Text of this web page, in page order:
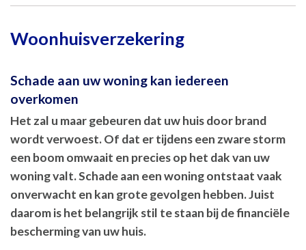
Woonhuisverzekering
Schade aan uw woning kan iedereen
overkomen
Het zal u maar gebeuren dat uw huis door brand
wordt verwoest. Of dat er tijdens een zware storm
een boom omwaait en precies op het dak van uw
woning valt. Schade aan een woning ontstaat vaak
onverwacht en kan grote gevolgen hebben. Juist
daarom is het belangrijk stil te staan bij de financiële
bescherming van uw huis.